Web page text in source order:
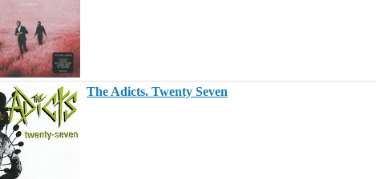
The Adicts. Twenty Seven